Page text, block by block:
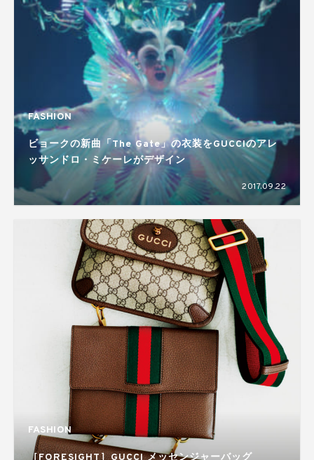
FASHION
ビョークの新曲「The Gate」の衣装をGUCCIのアレ
ッサンドロ・ミケーレがデザイン
2017.09.22
FASHION
［FORESIGHT］GUCCI メッセンジャーバッグ